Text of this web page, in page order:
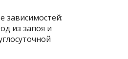
зависимостей:
из запоя и